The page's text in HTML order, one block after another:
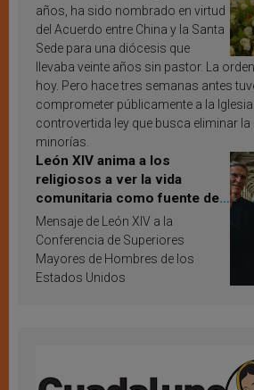
años, ha sido nombrado en virtud
del Acuerdo entre China y la Santa
Sede para una diócesis que
llevaba veinte años sin pastor. La
hoy. Pero hace tres semanas antes
comprometer públicamente a la
controvertida ley que busca eliminar la
minorías.
León XIV anima a los
religiosos a ver la vida
comunitaria como fuente de
inspiración y santificación
Mensaje de León XIV a la
Conferencia de Superiores
Mayores de Hombres de los
Estados Unidos